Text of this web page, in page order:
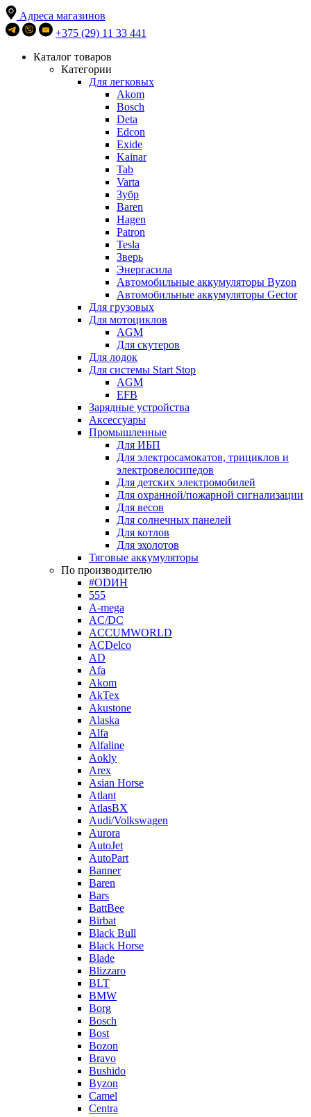
Адреса магазинов
+375 (29) 11 33 441
Каталог товаров
Категории
Для легковых
Akom
Bosch
Deta
Edcon
Exide
Kainar
Tab
Varta
Зубр
Baren
Hagen
Patron
Tesla
Зверь
Энергасила
Автомобильные аккумуляторы Byzon
Автомобильные аккумуляторы Gector
Для грузовых
Для мотоциклов
AGM
Для скутеров
Для лодок
Для системы Start Stop
AGM
EFB
Зарядные устройства
Аксессуары
Промышленные
Для ИБП
Для электросамокатов, трициклов и
электровелосипедов
Для детских электромобилей
Для охранной/пожарной сигнализации
Для весов
Для солнечных панелей
Для котлов
Для эхолотов
Тяговые аккумуляторы
По производителю
#ODИН
555
A-mega
AC/DC
ACCUMWORLD
ACDelco
AD
Afa
Akom
AkTex
Akustone
Alaska
Alfa
Alfaline
Aokly
Arex
Asian Horse
Atlant
AtlasBX
Audi/Volkswagen
Aurora
AutoJet
AutoPart
Banner
Baren
Bars
BattBee
Birbat
Black Bull
Black Horse
Blade
Blizzaro
BLT
BMW
Borg
Bosch
Bost
Bozon
Bravo
Bushido
Byzon
Camel
Centra